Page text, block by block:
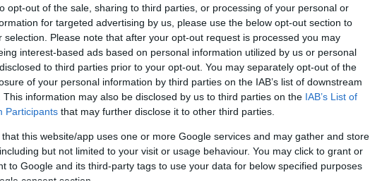
opt-out of the sale, sharing to third parties, or processing of your personal or
for targeted advertising by us, please use the below opt-out section to
selection. Please note that after your opt-out request is processed you may
interest-based ads based on personal information utilized by us or personal
to third parties prior to your opt-out. You may separately opt-out of the
of your personal information by third parties on the IAB’s list of downstream
This information may also be disclosed by us to third parties on the IAB’s List of
Participants that may further disclose it to other third parties.
that this website/app uses one or more Google services and may gather and store
but not limited to your visit or usage behaviour. You may click to grant or
to Google and its third-party tags to use your data for below specified purposes
consent section.
cliccandoqui
nella sezioneLogindal menù del sito o
Gallura Notizie La Maddalena Notizie Sardegna